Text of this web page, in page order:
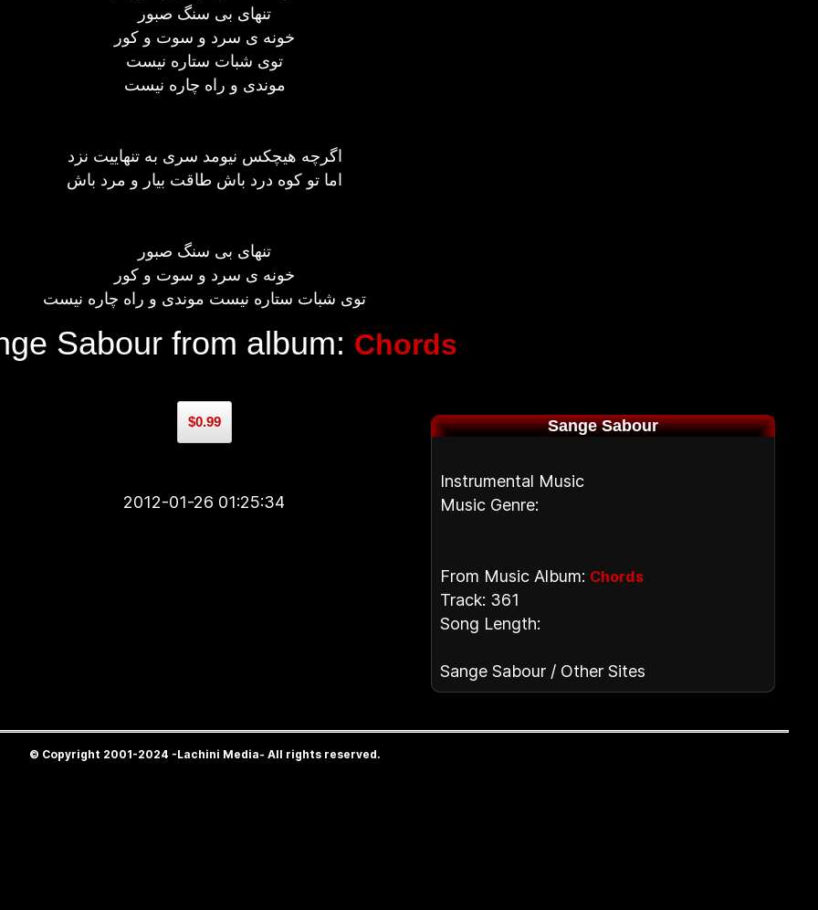
تنهای بی سنگ صبور
خونه ی سرد و سوت و کور
توی شبات ستاره نیست
موندی و راه چاره نیست
اگرچه هیچکس نیومد سری به تنهاییت نزد
اما تو کوه درد باش طاقت بیار و مرد باش
تنهای بی سنگ صبور
خونه ی سرد و سوت و کور
توی شبات ستاره نیست موندی و راه چاره نیست
Sabour from album: Chords
$0.99
2012-01-26 01:25:34
Sange Sabour
Instrumental Music
Music Genre:
From Music Album: Chords
Track: 361
Song Length:
Sange Sabour / Other Sites
© Copyright 2001-2024 -Lachini Media- All rights reserved.